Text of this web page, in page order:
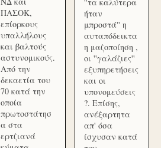
ΠΑΣΟΚ,
επίορκους
υπαλλήλους
και βαλτούς
αστυνομικούς.
Από την
δεκαετία του
70 κατά την
οποία
πρωτοστάτησ
α στα
ερτζιανά
ήταν
μπροστά'' η
αυταπόδεικτα
η μαζοποίηση ,
οι ''γαλάζιες''
εξυπηρετήσεις
και οι
υπονομεύσεις
?. Επίσης,
ανέξαρτητα
απ' όσα
ίσχυσαν κατά